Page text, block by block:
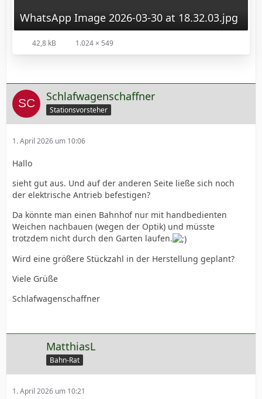
WhatsApp Image 2026-03-30 at 18.32.03.jpg
42,8 kB 1.024 × 549
Schlafwagenschaffner
Stationsvorsteher
1. April 2026 um 10:06
Hallo
sieht gut aus. Und auf der anderen Seite ließe sich noch
der elektrische Antrieb befestigen?
Da könnte man einen Bahnhof nur mit handbedienten
Weichen nachbauen (wegen der Optik) und müsste
trotzdem nicht durch den Garten laufen.
Wird eine größere Stückzahl in der Herstellung geplant?
Viele Grüße
Schlafwagenschaffner
MatthiasL
Bahn-Rat
1. April 2026 um 10:21